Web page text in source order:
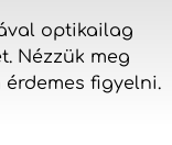
optikailag
Nézzük meg
figyelni.